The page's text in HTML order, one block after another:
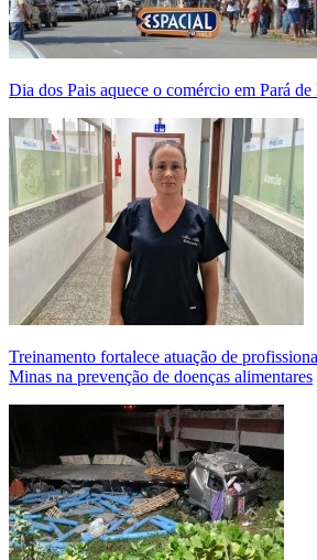
Dia dos Pais aquece o comércio em Pará
Treinamento fortalece atuação de
Minas na prevenção de doenças alimentares